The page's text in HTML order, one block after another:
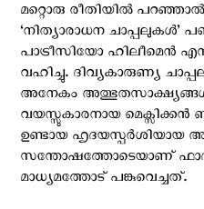
മറ്റൊരു രീതിയില്‍
‘നിത്യാരാധന ചാപ്പലുകള്‍’
പാട്രീസിയോ ഹിലീമെന്‍
വഹിച്ചു. ദിവ്യകാരുണ്യ
അനേകം അത്ഭുതസാക്ഷ്യങ്ങള്‍
വയസ്സുകാരനായ മെക്സിക്കന്‍
ഉണ്ടായ ഹൃദയസ്പര്‍ശിയായ
സന്തോഷത്തോടെയാണ്
മാധ്യമത്തോട് പങ്കുവെച്ചത്.